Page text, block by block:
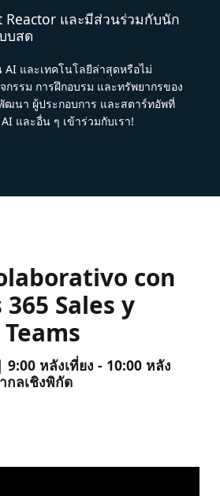
Reactor และมีส่วนร่วมกับนัก
บสด
AI และเทคโนโลยีล่าสุดหรือไม่
กรรม การฝึกอบรม และทรัพยากรของ
ฒนา ผู้ประกอบการ และสตาร์ทอัพที่
และอื่น ๆ เข้าร่วมกับเรา!
con
Sales y
หลังเที่ยง - 10:00 หลัง
กลเชิงพิกัด